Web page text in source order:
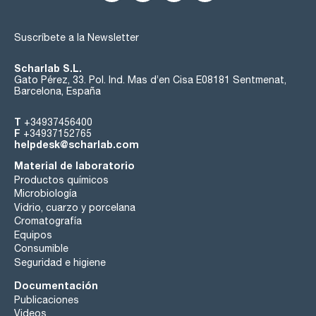
Suscríbete a la Newsletter
Scharlab S.L.
Gato Pérez, 33. Pol. Ind. Mas d’en Cisa E08181 Sentmenat,
Barcelona, España
T +34937456400
F +34937152765
helpdesk@scharlab.com
Material de laboratorio
Productos químicos
Microbiología
Vidrio, cuarzo y porcelana
Cromatografía
Equipos
Consumible
Seguridad e higiene
Documentación
Publicaciones
Videos